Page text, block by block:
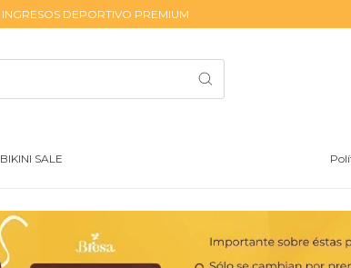
INGRESOS DEPORTIVO PREMIUM
BIKINI SALE